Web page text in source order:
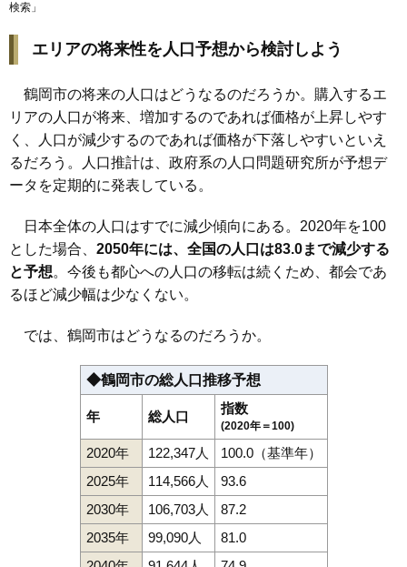
105 大岩川 2.5万円 153万円
107 丸岡 2.1万円 472万円 -7.0%
203万円 -8.7%
109 早田 2.0万円 117万円 -20.6%
110 東岩本 2.0万円
112 五十川 2.0万円 133万円 -15.5%
113 175万円 -6.6%
114 羽黒町黒瀬
116 三和 1.6万円
堅苔沢 1.6万円 61万円
羽黒町川代 1.5万円 244万円
羽黒町十文字 1.5万円 72万円
小岩川 1.4万円 35万円
八色木 1.2万円 254万円
羽黒町手向 1.1万円 112万円
松根 1.1万円 17万円
検索 」
エリアの将来性を人口予想から検討しよう
鶴岡市の将来の人口はどうなるのだろうか。購入するエ
リアの人口が将来、増加するのであれば価格が上昇しやす
く、人口が減少するのであれば価格が下落しやすいといえ
るだろう。人口推計は、政府系の人口問題研究所が予想デ
ータを定期的に発表している。
日本全体の人口はすでに減少傾向にある。2020年を100
とした場合、 2050年には、全国の人口は83.0まで減少する
と予想。今後も都心への人口の移転は続くため、都会であ
るほど減少幅は少なくない。
では、鶴岡市はどうなるのだろうか。
◆鶴岡市の総人口推移予想
年 総人口
指数
(2020年＝100)
2020年 122,347人
100.0（基準年）
2025年
114,566人
93.6
2030年
106,703人
87.2
2035年
99,090人
81.0